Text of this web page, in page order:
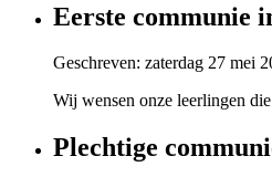
Eerste communie
Geschreven: zaterdag 27 mei
Wij wensen onze leerlingen
Plechtige